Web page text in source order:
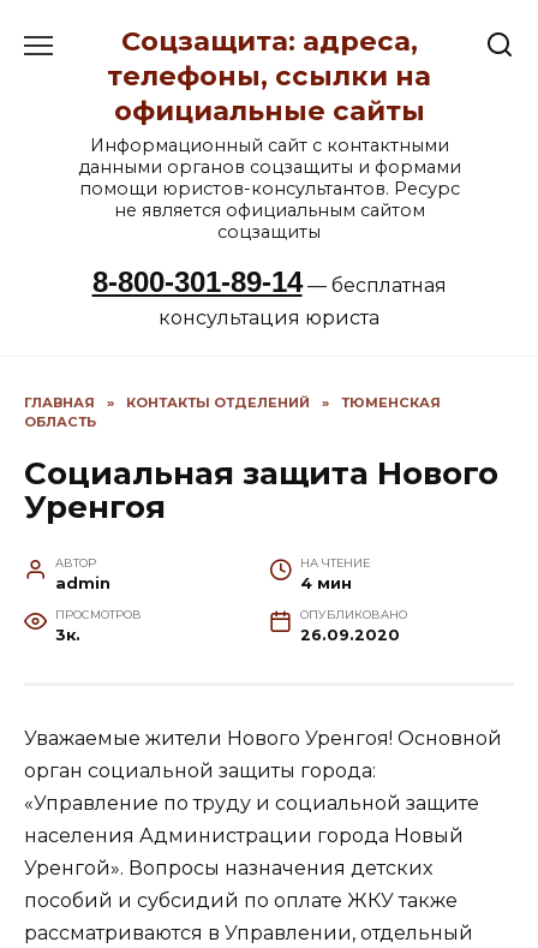
содержанию
Соцзащита: адреса,
телефоны, ссылки на
официальные сайты
Информационный сайт с контактными
данными органов соцзащиты и формами
помощи юристов-консультантов. Ресурс
не является официальным сайтом
соцзащиты
8-800-301-89-14— бесплатная
консультация юриста
ГЛАВНАЯ » КОНТАКТЫ ОТДЕЛЕНИЙ »
ТЮМЕНСКАЯ
ОБЛАСТЬ
Социальная защита Нового
Уренгоя
АВТОР
admin
НА ЧТЕНИЕ
4 мин
ПРОСМОТРОВ
3к.
ОПУБЛИКОВАНО
26.09.2020
Уважаемые жители Нового Уренгоя! Основной
орган социальной защиты города:
«Управление по труду и социальной защите
населения Администрации города Новый
Уренгой». Вопросы назначения детских
пособий и субсидий по оплате ЖКУ также
рассматриваются в Управлении, отдельный